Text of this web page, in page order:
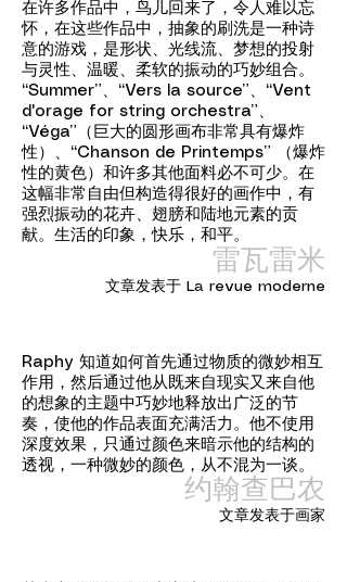
在许多作品中，鸟儿回来了，令人难以忘
怀，在这些作品中，抽象的刷洗是一种诗
意的游戏，是形状、光线流、梦想的投射
与灵性、温暖、柔软的振动的巧妙组合。
“Summer”、“Vers la source”、“Vent
d'orage for string orchestra”、
“Véga”（巨大的圆形画布非常具有爆炸
性）、“Chanson de Printemps” （爆炸
性的黄色）和许多其他面料必不可少。在
这幅非常自由但构造得很好的画作中，有
强烈振动的花卉、翅膀和陆地元素的贡
献。生活的印象，快乐，和平。
雷瓦雷米
文章发表于 La revue moderne
Raphy 知道如何首先通过物质的微妙相互
作用，然后通过他从既来自现实又来自他
的想象的主题中巧妙地释放出广泛的节
奏，使他的作品表面充满活力。他不使用
深度效果，只通过颜色来暗示他的结构的
透视，一种微妙的颜色，从不混为一谈。
约翰查巴农
文章发表于画家